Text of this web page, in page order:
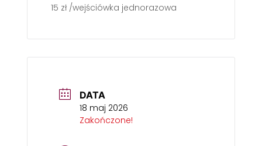
15 zł /wejściówka jednorazowa
DATA
18 maj 2026
Zakończone!